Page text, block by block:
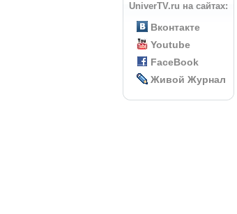
UniverTV.ru на сайтах:
Вконтакте
Youtube
FaceBook
Живой Журнал